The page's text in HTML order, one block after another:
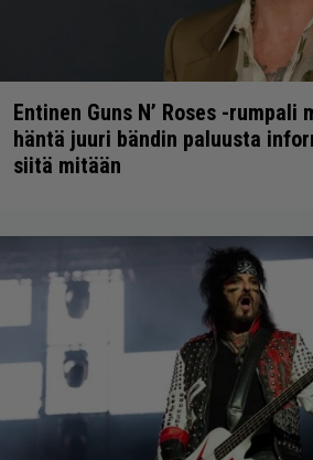
Entinen Guns N’ Roses -
häntä juuri bändin paluusta
siitä mitään